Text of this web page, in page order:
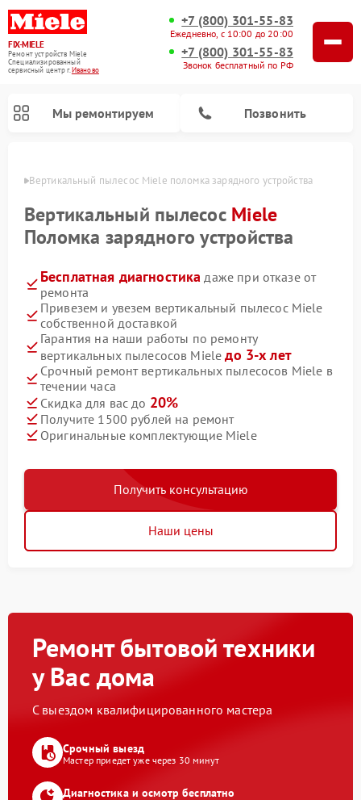
FIX-MIELE
Ремонт устройств Miele
Специализированный
cервисный центр г.Иваново
+7 (800) 301-55-83
Ежедневно, с 10:00 до 20:00
+7 (800) 301-55-83
Звонок бесплатный по РФ
Мы ремонтируем Позвонить
Вертикальный пылесос Miele поломка зарядного устройства
Вертикальный пылесос Miele
Поломка зарядного устройства
Бесплатная диагностика даже при отказе от
ремонта
Привезем и увезем вертикальный пылесос Miele
собственной доставкой
Гарантия на наши работы по ремонту
вертикальных пылесосов Mieleдо 3-х лет
Срочный ремонт вертикальных пылесосов Miele в
течении часа
Скидка для вас до 20%
Получите 1500 рублей на ремонт
Оригинальные комплектующие Miele
Получить консультацию
Наши цены
Ремонт бытовой техники
у Вас дома
С выездом квалифицированного мастера
Срочный выезд
Мастер приедет уже через 30 минут
Диагностика и осмотр бесплатно